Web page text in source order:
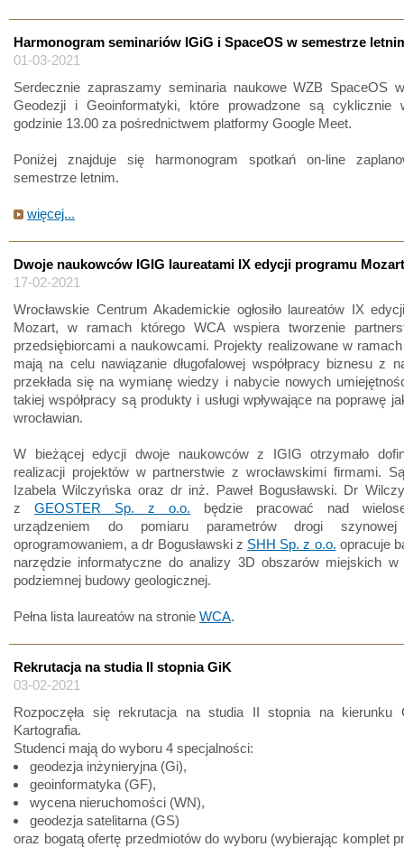
Harmonogram seminariów IGiG i SpaceOS w semestrze
01-03-2021
Serdecznie zapraszamy seminaria naukowe WZB SpaceOS
Geodezji i Geoinformatyki, które prowadzone są
godzinie 13.00 za pośrednictwem platformy Google Meet.
Poniżej znajduje się harmonogram spotkań on-line
semestrze letnim.
więcej...
Dwoje naukowców IGIG laureatami IX edycji programu Mozart
17-02-2021
Wrocławskie Centrum Akademickie ogłosiło laureatów IX
Mozart, w ramach którego WCA wspiera tworzenie
przedsiębiorcami a naukowcami. Projekty realizowane w
mają na celu nawiązanie długofalowej współpracy biznesu z
przekłada się na wymianę wiedzy i nabycie nowych
takiej współpracy są produkty i usługi wpływające na poprawę
wrocławian.
W bieżącej edycji dwoje naukowców z IGIG otrzymało
realizacji projektów w partnerstwie z wrocławskimi firmami.
Izabela Wilczyńska oraz dr inż. Paweł Bogusławski. Dr
z GEOSTER Sp. z o.o. będzie pracować nad
urządzeniem do pomiaru parametrów drogi
oprogramowaniem, a dr Bogusławski z SHH Sp. z o.o. opracuje
narzędzie informatyczne do analizy 3D obszarów miejskich w
podziemnej budowy geologicznej.
Pełna lista laureatów na stronie WCA.
Rekrutacja na studia II stopnia GiK
03-02-2021
Rozpoczęła się rekrutacja na studia II stopnia na kierunku
Kartografia.
Studenci mają do wyboru 4 specjalności:
geodezja inżynieryjna (Gi),
geoinformatyka (GF),
wycena nieruchomości (WN),
geodezja satelitarna (GS)
oraz bogatą ofertę przedmiotów do wyboru (wybierając komplet